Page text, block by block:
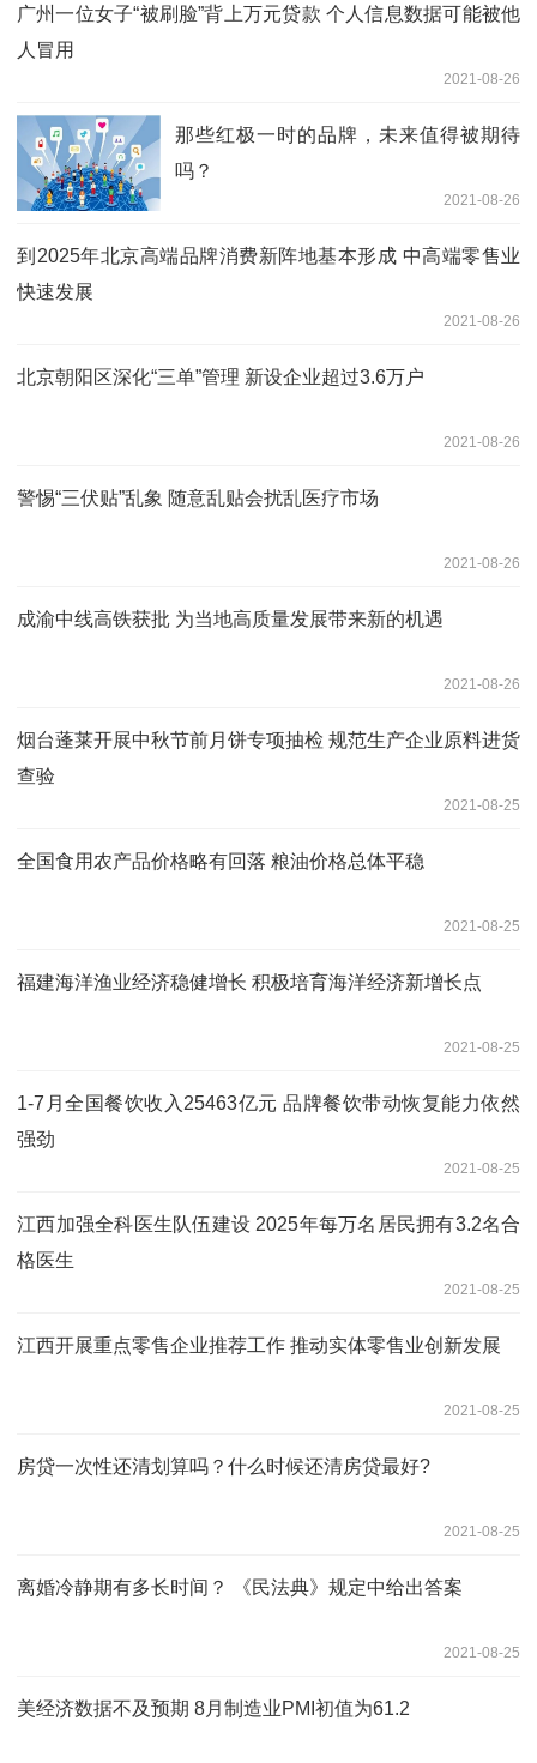
广州一位女子“被刷脸”背上万元贷款 个人信息数据可能被他
人冒用
2021-08-26
那些红极一时的品牌，未来值得被期待
吗？
2021-08-26
到2025年北京高端品牌消费新阵地基本形成 中高端零售业
快速发展
2021-08-26
北京朝阳区深化“三单”管理 新设企业超过3.6万户
2021-08-26
警惕“三伏贴”乱象 随意乱贴会扰乱医疗市场
2021-08-26
成渝中线高铁获批 为当地高质量发展带来新的机遇
2021-08-26
烟台蓬莱开展中秋节前月饼专项抽检 规范生产企业原料进货
查验
2021-08-25
全国食用农产品价格略有回落 粮油价格总体平稳
2021-08-25
福建海洋渔业经济稳健增长 积极培育海洋经济新增长点
2021-08-25
1-7月全国餐饮收入25463亿元 品牌餐饮带动恢复能力依然
强劲
2021-08-25
江西加强全科医生队伍建设 2025年每万名居民拥有3.2名合
格医生
2021-08-25
江西开展重点零售企业推荐工作 推动实体零售业创新发展
2021-08-25
房贷一次性还清划算吗？什么时候还清房贷最好?
2021-08-25
离婚冷静期有多长时间？ 《民法典》规定中给出答案
2021-08-25
美经济数据不及预期 8月制造业PMI初值为61.2